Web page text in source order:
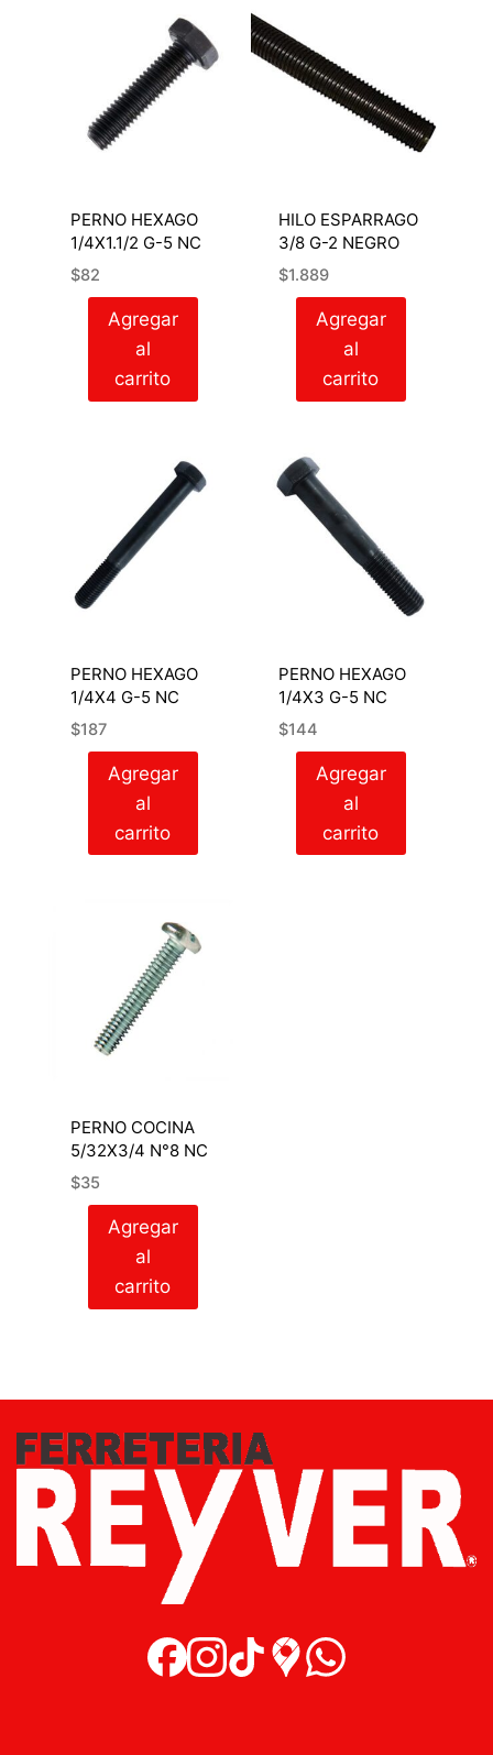
PERNO HEXAGO
1/4X1.1/2 G-5 NC
$82
Agregar
al
carrito
HILO ESPARRAGO
3/8 G-2 NEGRO
$1.889
Agregar
al
carrito
PERNO HEXAGO
1/4X4 G-5 NC
$187
Agregar
al
carrito
PERNO HEXAGO
1/4X3 G-5 NC
$144
Agregar
al
carrito
PERNO COCINA
5/32X3/4 N°8 NC
$35
Agregar
al
carrito